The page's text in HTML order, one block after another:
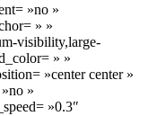
»no »
» »
visibility,large-
» »
»center center »
»
»0.3″